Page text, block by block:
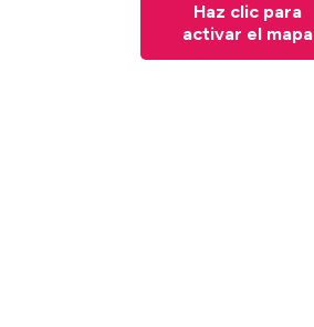
Haz clic para
activar el mapa